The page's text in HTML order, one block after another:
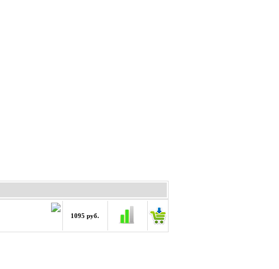
1095 руб.